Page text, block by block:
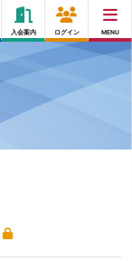
入会案内 ログイン MENU